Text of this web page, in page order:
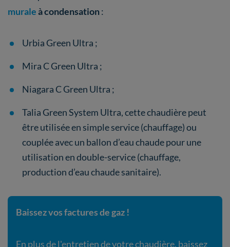
muraleà condensation:
Urbia Green Ultra ;
Mira C Green Ultra ;
Niagara C Green Ultra ;
Talia Green System Ultra, cette chaudière peut
être utilisée en simple service (chauffage) ou
couplée avec un ballon d’eau chaude pour une
utilisation en double-service (chauffage,
production d’eau chaude sanitaire).
Baissez vos factures de gaz !
En plus de l'entretien de votre chaudière, baissez